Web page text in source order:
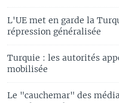
L'UE met en garde la
répression généralisée
Turquie : les autorités
mobilisée
Le "cauchemar" des